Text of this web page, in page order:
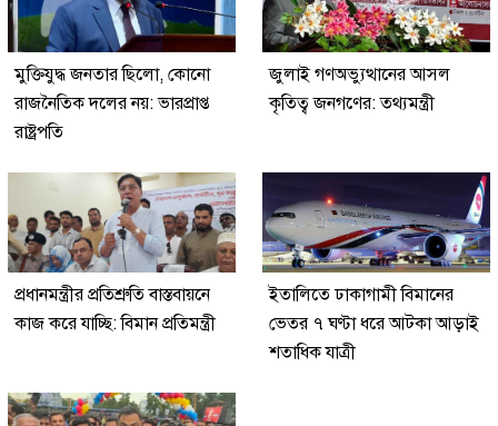
মুক্তিযুদ্ধ জনতার ছিলো, কোনো
রাজনৈতিক দলের নয়: ভারপ্রাপ্ত
রাষ্ট্রপতি
জুলাই গণঅভ্যুত্থানের আসল
কৃতিত্ব জনগণের: তথ্যমন্ত্রী
প্রধানমন্ত্রীর প্রতিশ্রুতি বাস্তবায়নে
কাজ করে যাচ্ছি: বিমান প্রতিমন্ত্রী
ইতালিতে ঢাকাগামী বিমানের
ভেতর ৭ ঘণ্টা ধরে আটকা আড়াই
শতাধিক যাত্রী